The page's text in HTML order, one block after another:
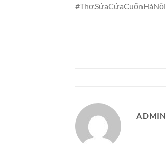
#ThợSửaCửaCuốnHàNội
ADMIN